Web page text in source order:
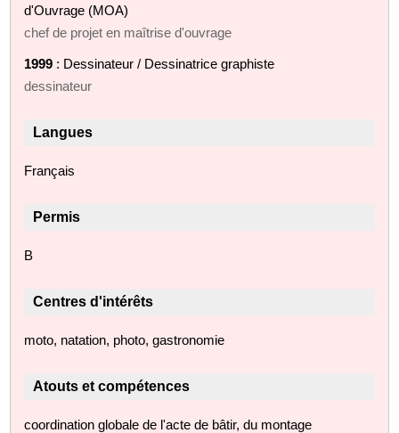
d'Ouvrage (MOA)
chef de projet en maîtrise d'ouvrage
1999 : Dessinateur / Dessinatrice graphiste
dessinateur
Langues
Français
Permis
B
Centres d'intérêts
moto, natation, photo, gastronomie
Atouts et compétences
coordination globale de l'acte de bâtir, du montage